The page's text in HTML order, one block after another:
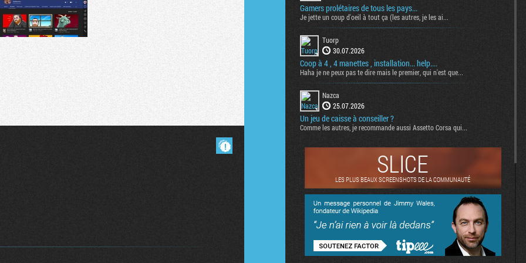
Gamers prolétaires de tous les pays...
Je jette un coup d'oeil à tout ça (les autres, je les ai...
Tuorp
30.07.2026
Coop à 4 , 4 manettes , installation... help....
Haha je ne peux pas te dire mais le premier, qui n'est que...
Nazca
25.07.2026
Un jeu de caisse à conseiller ?
Comme les autres, je recommande aussi Assetto Corsa qui...
SLICE
LES PLUS BEAUX SCREENSHOTS DE LA COMMUNAUTÉ